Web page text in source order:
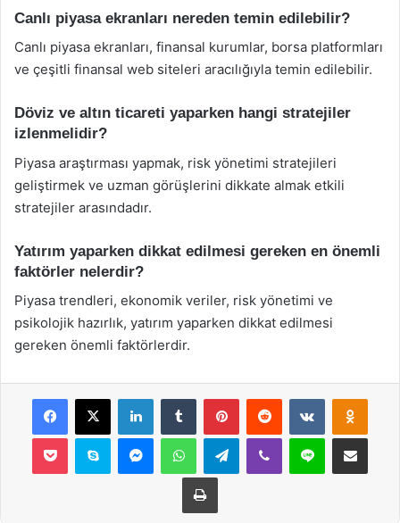
Canlı piyasa ekranları nereden temin edilebilir?
Canlı piyasa ekranları, finansal kurumlar, borsa platformları
ve çeşitli finansal web siteleri aracılığıyla temin edilebilir.
Döviz ve altın ticareti yaparken hangi stratejiler
izlenmelidir?
Piyasa araştırması yapmak, risk yönetimi stratejileri
geliştirmek ve uzman görüşlerini dikkate almak etkili
stratejiler arasındadır.
Yatırım yaparken dikkat edilmesi gereken en önemli
faktörler nelerdir?
Piyasa trendleri, ekonomik veriler, risk yönetimi ve
psikolojik hazırlık, yatırım yaparken dikkat edilmesi
gereken önemli faktörlerdir.
Facebook
X LinkedInTumblr PinterestReddit VKontakte
Pocket Skype MessengerWhatsAppTelegramViber Line E-Posta ile
Yazdır